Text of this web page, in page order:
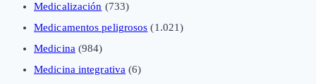
Medicalización (733)
Medicamentos peligrosos (1.021)
Medicina(984)
Medicina integrativa (6)